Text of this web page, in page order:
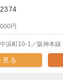
円
浜町10-1 ／阪神本
見る